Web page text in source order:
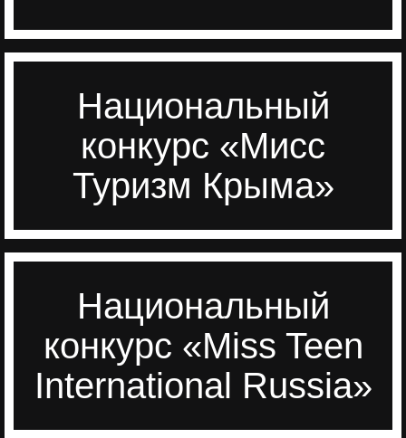
Национальный
конкурс «Мисс
Туризм Крыма»
Национальный
конкурс «Miss Teen
International Russia»